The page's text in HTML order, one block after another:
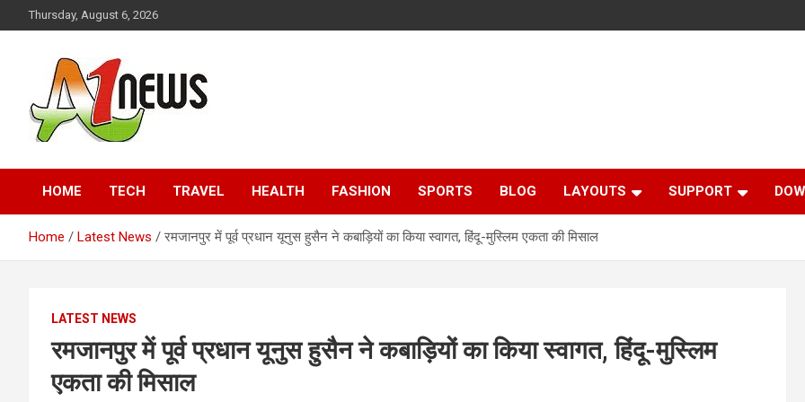
to
Thursday, August 6, 2026
A1news.in
HOME TECH TRAVEL HEALTH FASHION SPORTS BLOG LAYOUTS SUPPORT
Home Latest News रमजानपुर में पूर्व प्रधान यूनुस हुसैन ने कबाड़ियों का किया स्वागत, हिंदू-मुस्लिम एकता की मिसाल
LATEST NEWS
रमजानपुर में पूर्व प्रधान यूनुस हुसैन ने कबाड़ियों का किया स्वागत, हिंदू-मुस्लिम
एकता की मिसाल